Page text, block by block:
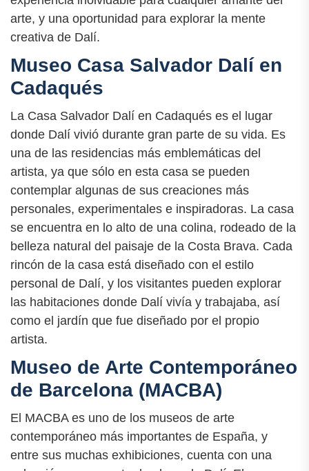
arte, y una oportunidad para explorar la mente
creativa de Dalí.
Museo Casa Salvador Dalí en
Cadaqués
La Casa Salvador Dalí en Cadaqués es el lugar
donde Dalí vivió durante gran parte de su vida. Es
una de las residencias más emblemáticas del
artista, ya que sólo en esta casa se pueden
contemplar algunas de sus creaciones más
personales, experimentales e inspiradoras. La casa
se encuentra en lo alto de una colina, rodeado de la
belleza natural del paisaje de la Costa Brava. Cada
rincón de la casa está diseñado con el estilo
personal de Dalí, y los visitantes pueden explorar
las habitaciones donde Dalí vivía y trabajaba, así
como el jardín que fue diseñado por el propio
artista.
Museo de Arte Contemporáneo
de Barcelona (MACBA)
El MACBA es uno de los museos de arte
contemporáneo más importantes de España, y
entre sus muchas exhibiciones, cuenta con una